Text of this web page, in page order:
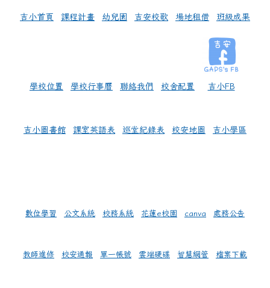
吉小首頁 課程計畫 幼兒園 吉安校歌 場地租借 班級成果
學校位置 學校行事曆 聯絡我們 校舍配置 吉小FB
吉小圖書館 課室英語表 巡堂紀錄表 校安地圖 吉小學區
數位學習 公文系統 校務系統 花蓮e校園 canva 處務公告
教師進修 校安通報 單一帳號 雲端硬碟 智慧網管 檔案下載